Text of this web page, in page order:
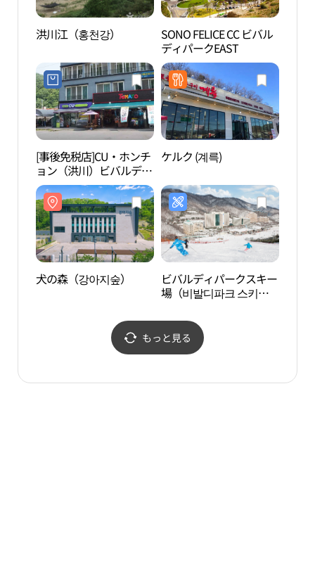
洪川江（홍천강）
SONO FELICE CC ビバル
ディパークEAST
[事後免税店]CU・ホンチ
ョン（洪川）ビバルディ
タウン店(CU 홍천비발디
타운점)
ケルク (계륵)
犬の森（강아지숲）
ビバルディパークスキー
場（비발디파크 스키
もっと見る